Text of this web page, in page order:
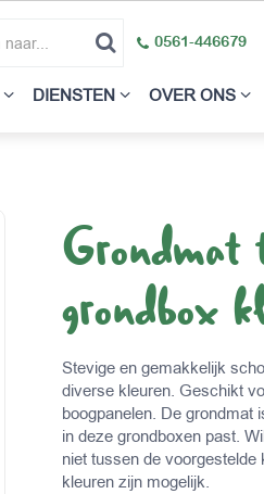
0561-446679
DIENSTEN OVER ONS
grondbox
Stevige en gemakkelijk
diverse kleuren. Geschikt
boogpanelen. De grondmat
in deze grondboxen past.
niet tussen de
kleuren zijn mogelijk.